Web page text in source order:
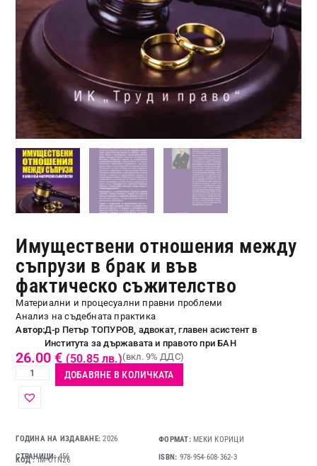
Имуществени отношения между
съпрузи в брак и във
фактическо съжителство
Материални и процесуални правни проблеми
Анализ на съдебната практика
Автор:Д-р Петър ТОПУРОВ, адвокат, главен асистент в
Института за държавата и правото при БАН
26.00€ (50.85 лв.)(вкл. 9% ДДС)
ДОБАВЯНЕ В КОЛИЧКАТА
ГОДИНА НА ИЗДАВАНЕ:2026 ФОРМАТ: МЕКИ КОРИЦИ
СТРАНИЦИ:456 ISBN: 978-954-608-362-3
КОД IM-OTN26